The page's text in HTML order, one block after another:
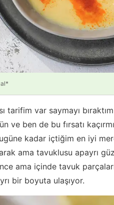
var saymayı
ve ben de bu fırsatı
kadar içtiğim en iyi
ama tavuklusu apayrı
ama içinde tavuk
bir boyuta ulaşıyor.